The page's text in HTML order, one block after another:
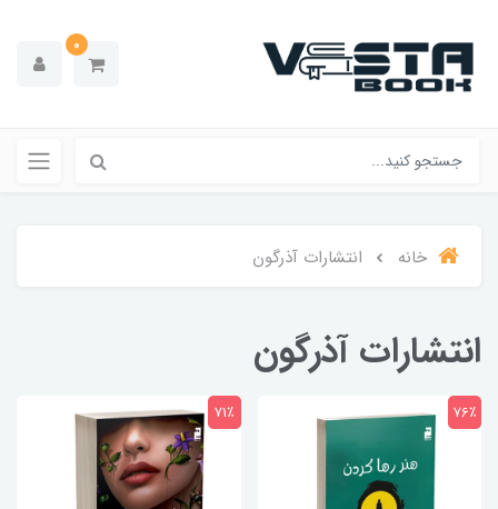
0
خانه انتشارات آذرگون
انتشارات آذرگون
76٪ 71٪